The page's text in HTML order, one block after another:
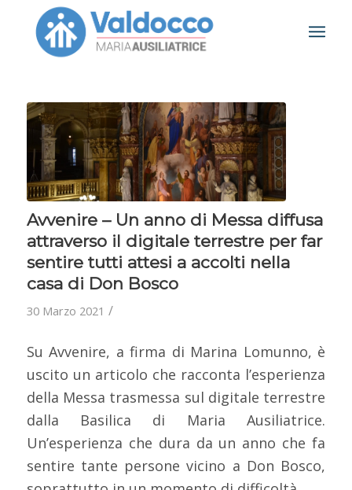
Avvenire – Un anno di Messa diffusa
attraverso il digitale terrestre per far
sentire tutti attesi a accolti nella
casa di Don Bosco
30 Marzo 2021 /
Su Avvenire, a firma di Marina Lomunno, è
uscito un articolo che racconta l’esperienza
della Messa trasmessa sul digitale terrestre
dalla Basilica di Maria Ausiliatrice.
Un’esperienza che dura da un anno che fa
sentire tante persone vicino a Don Bosco,